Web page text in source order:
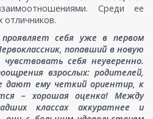
Среди ее
отличников.
себя уже в первом
попавший в новую
себя неуверенно.
взрослых: родителей,
дают ему четкий ориентир, к
– хорошая оценка! Между
классах аккуратнее и